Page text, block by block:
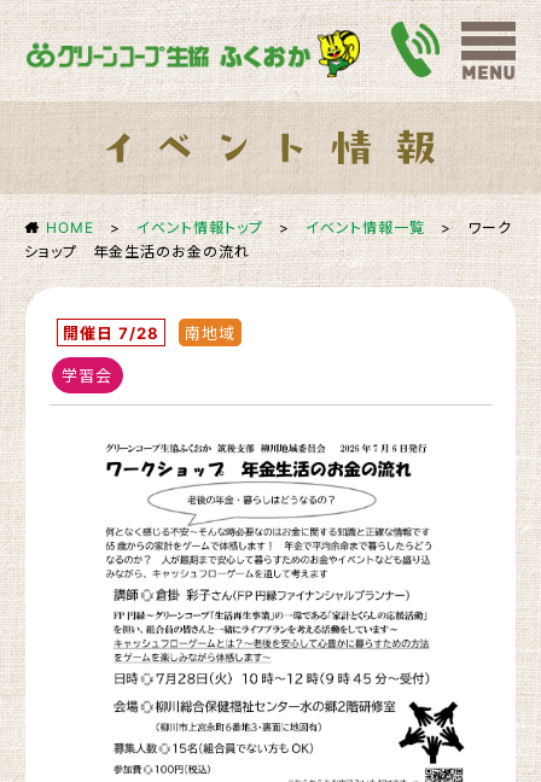
HOME >イベント情報トップ >イベント情報一覧> ワーク
ショップ 年金生活のお金の流れ
開催日 7/28 南地域
学習会